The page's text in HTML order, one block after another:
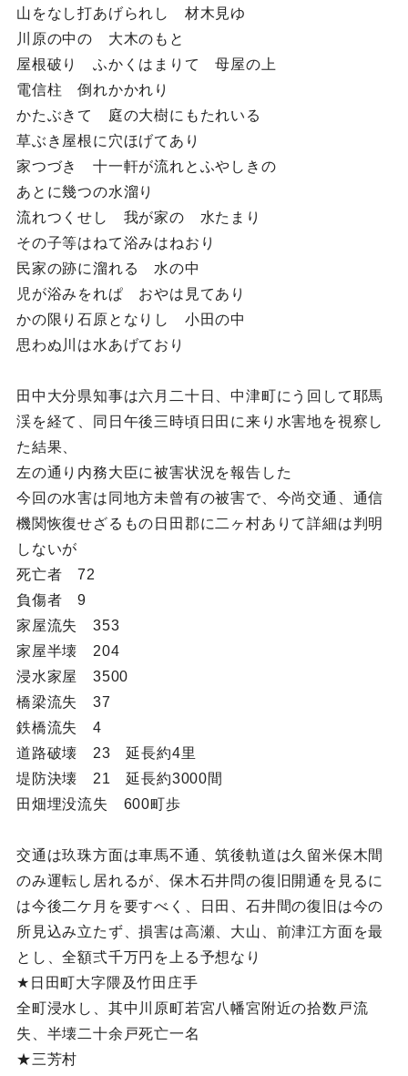
山をなし打あげられし 材木見ゆ
川原の中の 大木のもと
屋根破り ふかくはまりて 母屋の上
電信柱 倒れかかれり
かたぶきて 庭の大樹にもたれいる
草ぶき屋根に穴ほげてあり
家つづき 十一軒が流れとふやしきの
あとに幾つの水溜り
流れつくせし 我が家の 水たまり
その子等はねて浴みはねおり
民家の跡に溜れる 水の中
児が浴みをれぱ おやは見てあり
かの限り石原となりし 小田の中
思わぬ川は水あげており
田中大分県知事は六月二十日、中津町にう回して耶馬
渓を経て、同日午後三時頃日田に来り水害地を視察し
た結果、
左の通り内務大臣に被害状況を報告した
今回の水害は同地方未曾有の被害で、今尚交通、通信
機関恢復せざるもの日田郡に二ヶ村ありて詳細は判明
しないが
死亡者 72
負傷者 9
家屋流失 353
家屋半壊 204
浸水家屋 3500
橋梁流失 37
鉄橋流失 4
道路破壊 23 延長約4里
堤防決壊 21 延長約3000間
田畑埋没流失 600町歩
交通は玖珠方面は車馬不通、筑後軌道は久留米保木間
のみ運転し居れるが、保木石井問の復旧開通を見るに
は今後二ケ月を要すべく、日田、石井間の復旧は今の
所見込み立たず、損害は高瀬、大山、前津江方面を最
とし、全額弍千万円を上る予想なり
★日田町大字隈及竹田庄手
全町浸水し、其中川原町若宮八幡宮附近の拾数戸流
失、半壊二十余戸死亡一名
★三芳村